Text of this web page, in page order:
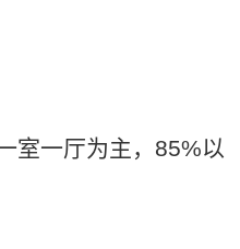
室一厅为主，85%以